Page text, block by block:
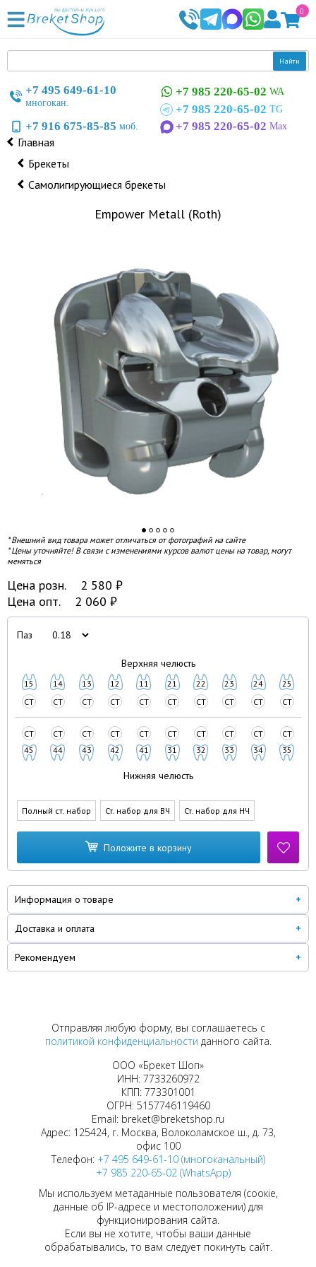
0
Найти
+7 495 649-61-10
многокан.
+7 916 675-85-85 моб.
+7 985 220-65-02 WA
+7 985 220-65-02 TG
+7 985 220-65-02 Max
Главная
Брекеты
Самолигирующиеся брекеты
Empower Metall (Roth)
* Внешний вид товара может отличаться от фотографий на сайте
* Цены уточняйте! В связи с изменениями курсов валют цены на товар, могут
меняться
Цена розн. 2 580 ₽
Цена опт.
2 060 ₽
Паз
Верхняя челюсть
15
СТ
14
СТ
13
СТ
12
СТ
11
СТ
21
СТ
22
СТ
23
СТ
24
СТ
25
СТ
Нижняя челюсть
45
СТ
44
СТ
43
СТ
42
СТ
41
СТ
31
СТ
32
СТ
33
СТ
34
СТ
35
СТ
Полный ст. набор Ст. набор для ВЧ Ст. набор для НЧ
Положите в корзину
Информация о товаре
Доставка и оплата
Рекомендуем
Отправляя любую форму, вы соглашаетесь с
политикой конфиденциальности данного сайта.
ООО «Брекет Шоп»
ИНН: 7733260972
КПП: 773301001
ОГРН: 5157746119460
Email: breket@breketshop.ru
Адрес: 125424, г. Москва, Волоколамское ш., д. 73,
офис 100
Телефон: +7 495 649-61-10 (многоканальный)
+7 985 220-65-02 (WhatsApp)
Мы используем метаданные пользователя (соокіе,
данные об IP-адресе и местоположении) для
функционирования сайта.
Если вы не хотите, чтобы ваши данные
обрабатывались, то вам следует покинуть сайт.